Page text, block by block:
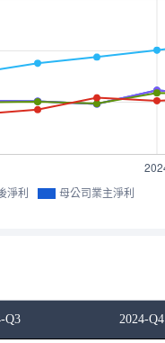
淨利 母公司業主淨利
Q3 2024-Q4